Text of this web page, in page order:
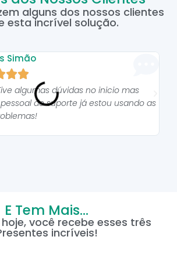
alguns dos nossos clientes
esta incrível solução.
Simão

algumas dúvidas no inicio mas
do suporte já estou usando as
E Tem Mais...
você recebe esses três
incríveis!